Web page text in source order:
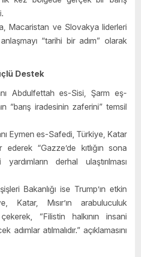
Macaristan ve Slovakya liderleri
“tarihi bir adım” olarak
Destek
Abdulfettah es-Sisi, Şarm eş-
“barış iradesinin zaferini” temsil
Eymen es-Safedi, Türkiye, Katar
ederek “Gazze’de kıtlığın sona
derhal ulaştırılması
Bakanlığı ise Trump’ın etkin
Katar, Mısır’ın arabuluculuk
“Filistin halkının insani
adımlar atılmalıdır.” açıklamasını